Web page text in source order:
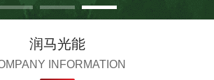
润马光能
INFORMATION